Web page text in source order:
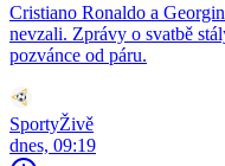
Cristiano Ronaldo a
nevzali. Zprávy o svatbě
pozvánce od páru.
SportyŽivě
dnes, 09:19